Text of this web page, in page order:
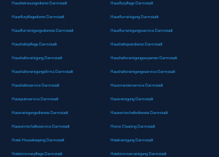
Hausbetreuungsdienst Darmstadt Hausflurpflege Darmstadt
Hausflurpflegedienst Darmstadt Hausflurreinigung Darmstadt
Hausflurreinigungsdienste Darmstadt Hausflurreinigungsservice Darmstadt
Haushaltspflege Darmstadt Haushaltsputzdienst Darmstadt
Haushaltsreinigung Darmstadt Haushaltsreinigungsexperten Darmstadt
Haushaltsreinigungsfirma Darmstadt Haushaltsreinigungsservice Darmstadt
Haushaltsservice Darmstadt Hausmeisterservice Darmstadt
Hausputzservice Darmstadt Hausreinigung Darmstadt
Hausreinigungsdienste Darmstadt Hauswirtschaftsdienste Darmstadt
Hauswirtschaftsservice Darmstadt Home Cleaning Darmstadt
Hotel-Housekeeping Darmstadt Hotelreinigung Darmstadt
Hotelzimmerpflege Darmstadt Hotelzimmerreinigung Darmstadt